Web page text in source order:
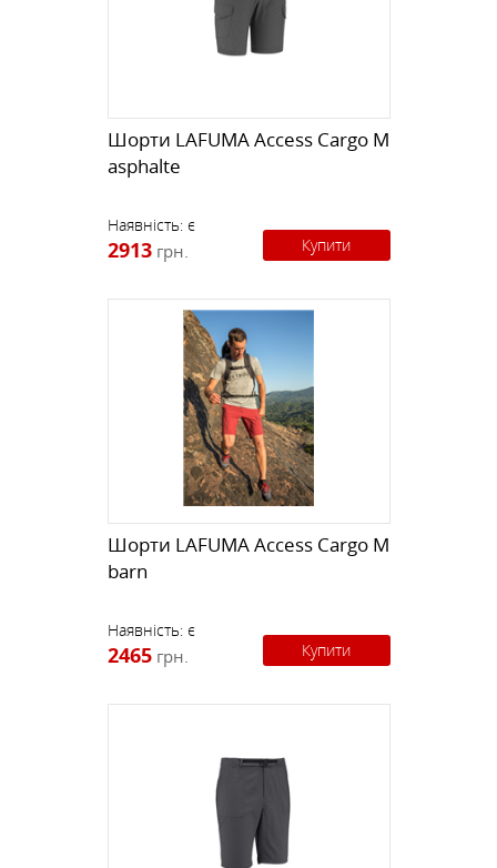
Шорти LAFUMA Access Cargo M
asphalte
Наявність: є
2913 грн. Купити
Шорти LAFUMA Access Cargo M
barn
Наявність: є
2465 грн. Купити